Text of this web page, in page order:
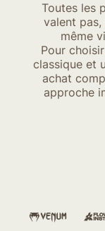
Toutes les
valent
même
Pour
classique et
achat
approche